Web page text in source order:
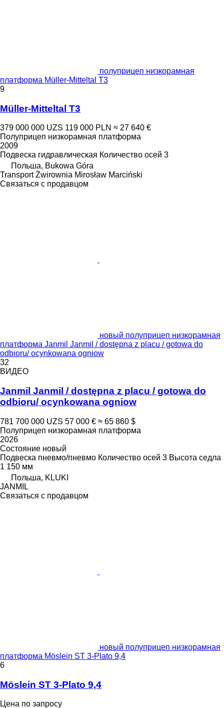
полуприцеп низкорамная
платформа Müller-Mitteltal T3
9
Müller-Mitteltal T3
379 000 000 UZS 119 000 PLN ≈ 27 640 €
Полуприцеп низкорамная платформа
2009
Подвеска гидравлическая Количество осей 3
Польша, Bukowa Góra
Transport Żwirownia Mirosław Marciński
Связаться с продавцом
новый полуприцеп низкорамная
платформа Janmil Janmil / dostępna z placu / gotowa do
odbioru/ ocynkowana ogniow
32
ВИДЕО
Janmil Janmil / dostępna z placu / gotowa do
odbioru/ ocynkowana ogniow
781 700 000 UZS 57 000 € ≈ 65 860 $
Полуприцеп низкорамная платформа
2026
Состояние новый
Подвеска пневмо/пневмо Количество осей 3 Высота седла
1 150 мм
Польша, KLUKI
JANMIL
Связаться с продавцом
новый полуприцеп низкорамная
платформа Möslein ST 3-Plato 9,4
6
Möslein ST 3-Plato 9,4
Цена по запросу